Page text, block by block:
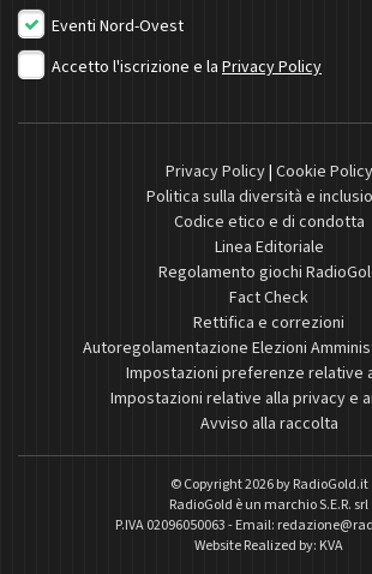
Eventi Nord-Ovest
Accetto l'iscrizione e la Privacy Policy
Privacy Policy| Cookie Policy
Politica sulla diversità e
Codice etico e di condotta
Linea Editoriale
Regolamento giochi
Fact Check
Rettifica e correzioni
Autoregolamentazione Elezioni
Impostazioni preferenze relative
Impostazioni relative alla privacy e
Avviso alla raccolta
© Copyright 2026 byRadioGold.it
RadioGold è un marchio S.E.R. srl
P.IVA 02096050063 - Email:
Website Realized by: KVA